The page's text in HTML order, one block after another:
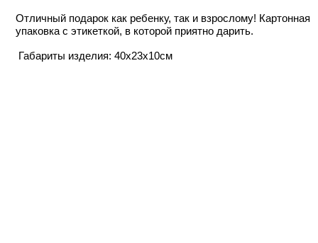
Отличный подарок как ребенку, так и взрослому! Картонная
упаковка с этикеткой, в которой приятно дарить.
Габариты изделия: 40х23х10см